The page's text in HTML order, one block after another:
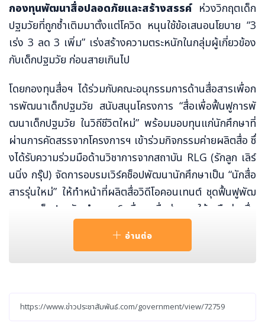
กองทุนพัฒนาสื่อปลอดภัยและสร้างสรรค์ห่วงวิกฤตเด็ก
ปฐมวัยที่ถูกซ้ำเติมมาตั้งแต่โควิด หนุนใช้ข้อเสนอนโยบาย “3
เร่ง 3 ลด 3 เพิ่ม” เร่งสร้างความตระหนักในกลุ่มผู้เกี่ยวข้อง
กับเด็กปฐมวัย ก่อนสายเกินไป
โดยกองทุนสื่อฯ ได้ร่วมกับคณะอนุกรรมการด้านสื่อสารเพื่อก
ารพัฒนาเด็กปฐมวัย สนับสนุนโครงการ “สื่อเพื่อฟื้นฟูการพั
ฒนาเด็กปฐมวัย ในวิถีชีวิตใหม่” พร้อมมอบทุนแก่นักศึกษาที่
ผ่านการคัดสรรจากโครงการฯ เข้าร่วมกิจกรรมค่ายผลิตสื่อ ซึ่
งได้รับความร่วมมือด้านวิชาการจากสถาบัน RLG (รักลูก เลิร์
นนิ่ง กรุ๊ป) จัดการอบรมเวิร์คช็อปพัฒนานักศึกษาเป็น “นักสื่อ
สารรุ่นใหม่” ให้ทำหน้าที่ผลิตสื่อวิดีโอคอนเทนต์ ชุดฟื้นฟูพัฒ
นาการเด็กปฐมวัย จำนวน 6 เรื่อง เพื่อส่งมอบให้เครือข่ายสื่อ
และเครือข่ายพัฒนาเด็กปฐมวัย ร่วมเผยแพร่ไปยังพ่อแม่ผู้ป
กครอง ครู สถานพัฒนาเด็กปฐมวัย และสาธารณชนวงกว้าง
ต่อไป
ารพัฒนาเด็กปฐมวัย ในคณะกรรมการนโยบายการพัฒนาเด็ก
อ่านต่อ